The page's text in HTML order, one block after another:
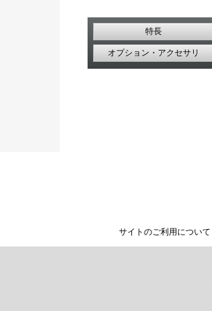
特長
オプション・アクセサリ
サイトのご利用について